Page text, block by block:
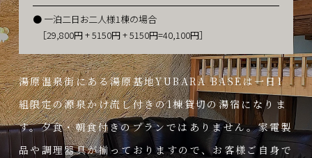
一泊二日お二人様1棟の場合
［29,800円 + 5150円 + 5150円=40,100円］
湯原温泉街にある湯原基地YUBARA BASEは⼀⽇1
組限定の源泉かけ流し付きの1棟貸切の湯宿になりま
す。⼣⾷・朝⾷付きのプランではありません。家電製
品や調理器具が揃っておりますので、お客様ご⾃⾝で